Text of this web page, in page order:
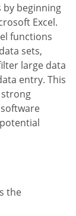
by beginning
Excel.
functions
sets,
large data
entry. This
the